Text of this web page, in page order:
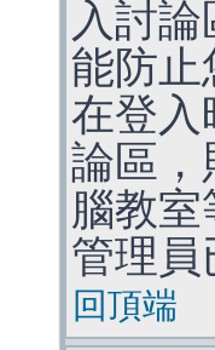
入討
能防止
在登入
論區，
腦教
管理員
回頂端